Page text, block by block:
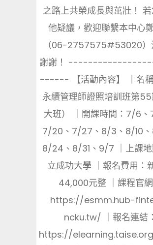
之路上共榮成長與茁壯！
他疑議，歡迎聯繫本中心
（06-2757575#53020）
謝謝！
------ 【活動內容】 ｜名
永續管理師證照培訓班第
大班） ｜開課時間：7/6、
7/20、7/27、8/3、8/10、
8/24、8/31、9/7 ｜上課地
立成功大學 ｜報名費用：
44,000元整 ｜課程官網
https://esmm.hub-
ncku.tw/ ｜報名連結：
https://